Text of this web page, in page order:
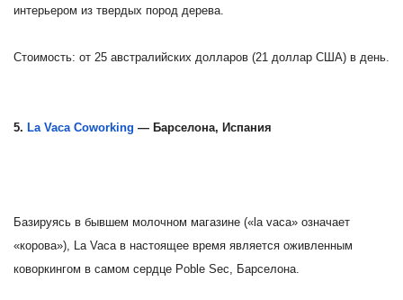
интерьером из твердых пород дерева.
Стоимость: от 25 австралийских долларов (21 доллар США) в день.
5. La Vaca Coworking — Барселона, Испания
Базируясь в бывшем молочном магазине («la vaca» означает
«корова»), La Vaca в настоящее время является оживленным
коворкингом в самом сердце Poble Sec, Барселона.